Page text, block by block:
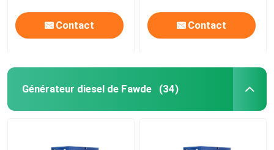
Contact Contact
Générateur diesel de Fawde (34)